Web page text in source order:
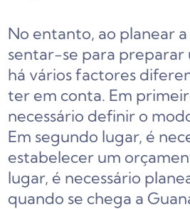
No entanto, ao planear
sentar-se para preparar
há vários factores
ter em conta. Em
necessário definir o
Em segundo lugar, é
estabelecer um
lugar, é necessário
quando se chega a